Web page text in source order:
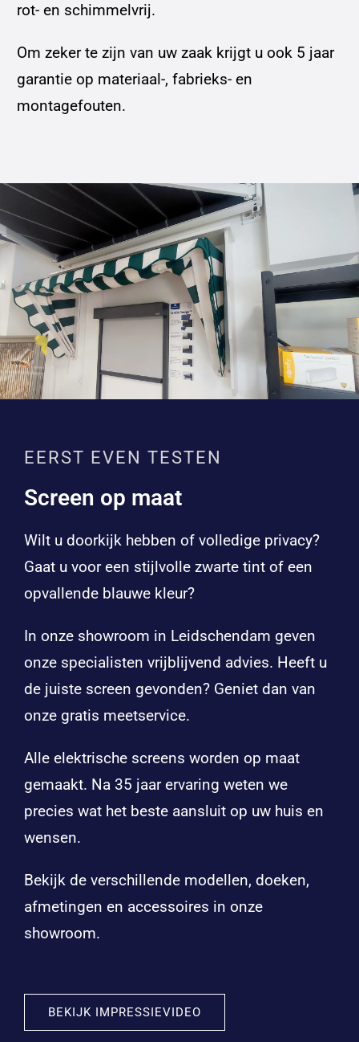
rot- en schimmelvrij.
Om zeker te zijn van uw zaak krijgt u ook 5 jaar
garantie op materiaal-, fabrieks- en
montagefouten.
EERST EVEN TESTEN
Screen op maat
Wilt u doorkijk hebben of volledige privacy?
Gaat u voor een stijlvolle zwarte tint of een
opvallende blauwe kleur?
In onze showroom in Leidschendam geven
onze specialisten vrijblijvend advies. Heeft u
de juiste screen gevonden? Geniet dan van
onze gratis meetservice.
Alle elektrische screens worden op maat
gemaakt. Na 35 jaar ervaring weten we
precies wat het beste aansluit op uw huis en
wensen.
Bekijk de verschillende modellen, doeken,
afmetingen en accessoires in onze
showroom.
BEKIJK IMPRESSIEVIDEO